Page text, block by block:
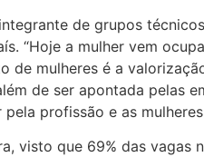
de grupos
“Hoje a mulher vem
mulheres é a
de ser apontada pelas
profissão e as
visto que 69% das vagas